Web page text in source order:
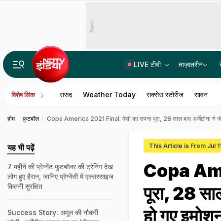
विज्ञापन
LIVE टीवी ताज़ातरीन
विशेष लिंक संसद Weather Today सक्सेस स्टोरीज सावन
होम फ़ुटबॉल Copa America 2021 Final: मेसी का सपना पूरा, 28 साल बाद अर्जेंटीना ने
This Article is From Jul
Copa
पूरा, 28
हो गए
यह भी पढ़ें
7 महीने की प्रेग्नेंट फुटबॉलर की ट्रेनिंग देख
लोग हुए हैरान, जानिए प्रेग्नेंसी में एक्सरसाइज
कितनी सुरक्षित
Success Story: अमूल की नौकरी